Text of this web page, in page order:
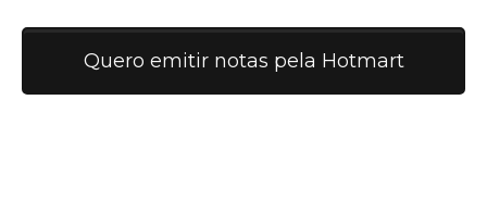
Quero emitir notas pela Hotmart